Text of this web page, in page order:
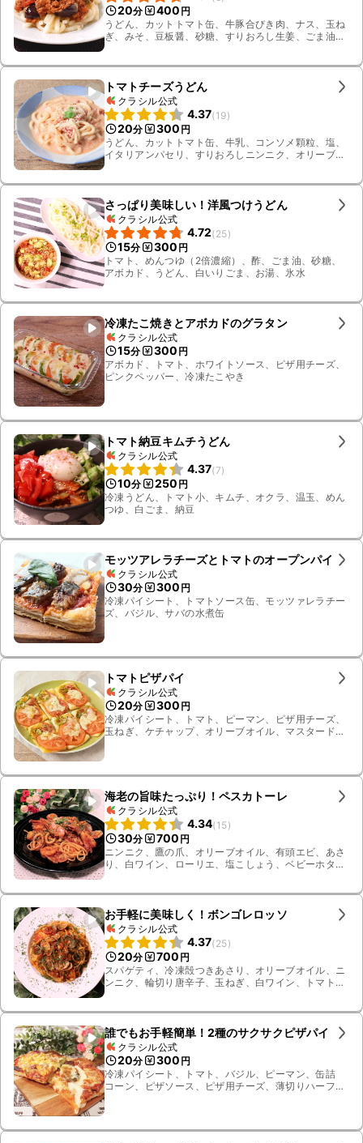
20分 400 円
うどん、カットトマト缶、牛豚合びき肉、ナス、玉ね
ぎ、みそ、豆板醤、砂糖、すりおろし生姜、ごま油、
トマトチーズうどん
クラシル公式
4.37(19)
20分 300 円
うどん、カットトマト缶、牛乳、コンソメ顆粒、塩、
イタリアンパセリ、すりおろしニンニク、オリーブオ
さっぱり美味しい！洋風つけうどん
クラシル公式
4.72(25)
15分 300 円
トマト、めんつゆ（2倍濃縮）、酢、ごま油、砂糖、
アボカド、うどん、白いりごま、お湯、氷水
冷凍たこ焼きとアボカドのグラタン
クラシル公式
15分 300 円
アボカド、トマト、ホワイトソース、ピザ用チーズ、
ピンクペッパー、冷凍たこやき
トマト納豆キムチうどん
クラシル公式
4.37(7)
10分 250 円
冷凍うどん、トマト小、キムチ、オクラ、温玉、めん
つゆ、白ごま、納豆
モッツアレラチーズとトマトのオープンパイ
クラシル公式
30分 300 円
冷凍パイシート、トマトソース缶、モッツァレラチー
ズ、バジル、サバの水煮缶
トマトピザパイ
クラシル公式
20分 300 円
冷凍パイシート、トマト、ピーマン、ピザ用チーズ、
玉ねぎ、ケチャップ、オリーブオイル、マスタード、
海老の旨味たっぷり！ペスカトーレ
クラシル公式
4.34(15)
30分 700 円
ニンニク、鷹の爪、オリーブオイル、有頭エビ、あさ
り、白ワイン、ローリエ、塩こしょう、ベビーホタ
お手軽に美味しく！ボンゴレロッソ
クラシル公式
4.37(25)
20分 700 円
スパゲティ、冷凍殻つきあさり、オリーブオイル、ニ
ンニク、輪切り唐辛子、玉ねぎ、白ワイン、トマト水
誰でもお手軽簡単！2種のサクサクピザパイ
クラシル公式
20分 300 円
冷凍パイシート、トマト、バジル、ピーマン、缶詰
コーン、ピザソース、ピザ用チーズ、薄切りハーフ